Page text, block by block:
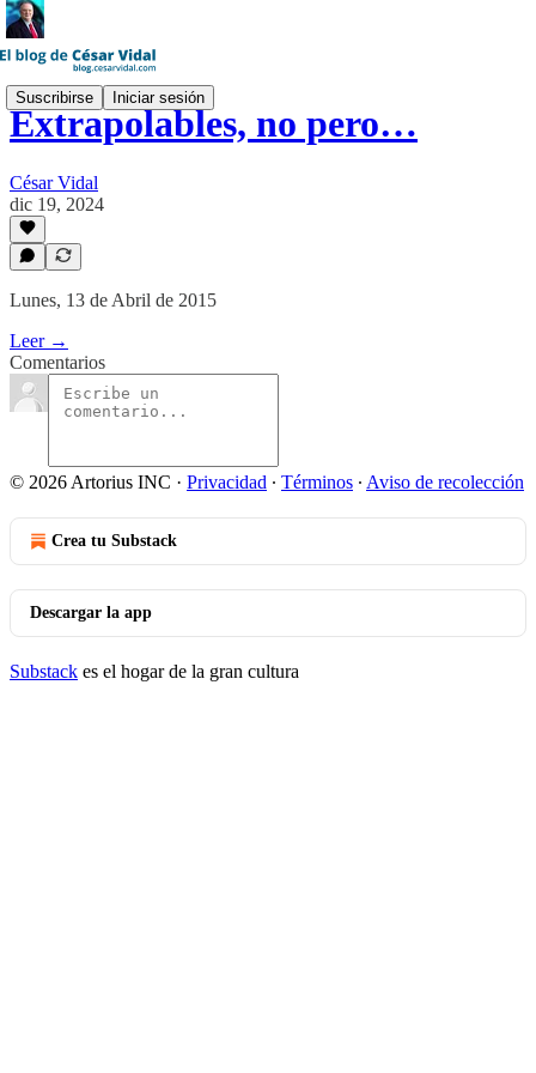
Suscribirse Iniciar sesión
Extrapolables, no pero…
César Vidal
dic 19, 2024
Lunes, 13 de Abril de 2015
Leer →
Comentarios
© 2026 Artorius INC · Privacidad ∙ Términos ∙ Aviso de recolección
Crea tu Substack
Descargar la app
Substack es el hogar de la gran cultura